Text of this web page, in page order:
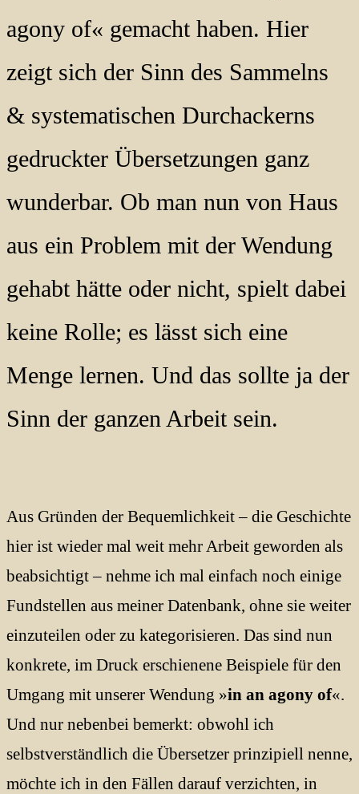
agony of« gemacht haben. Hier
zeigt sich der Sinn des Sammelns
& systematischen Durchackerns
gedruckter Übersetzungen ganz
wunderbar. Ob man nun von Haus
aus ein Problem mit der Wendung
gehabt hätte oder nicht, spielt dabei
keine Rolle; es lässt sich eine
Menge lernen. Und das sollte ja der
Sinn der ganzen Arbeit sein.
Aus Gründen der Bequemlichkeit – die Geschichte
hier ist wieder mal weit mehr Arbeit geworden als
beabsichtigt – nehme ich mal einfach noch einige
Fundstellen aus meiner Datenbank, ohne sie weiter
einzuteilen oder zu kategorisieren. Das sind nun
konkrete, im Druck erschienene Beispiele für den
Umgang mit unserer Wendung »in an agony of«.
Und nur nebenbei bemerkt: obwohl ich
selbstverständlich die Übersetzer prinzipiell nenne,
möchte ich in den Fällen darauf verzichten, in